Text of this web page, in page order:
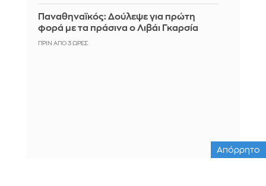
Παναθηναϊκός: Δούλεψε για πρώτη
φορά με τα πράσινα ο Λιβάι Γκαρσία
ΠΡΙΝ ΑΠΌ 3 ΏΡΕΣ
Απόρρητο